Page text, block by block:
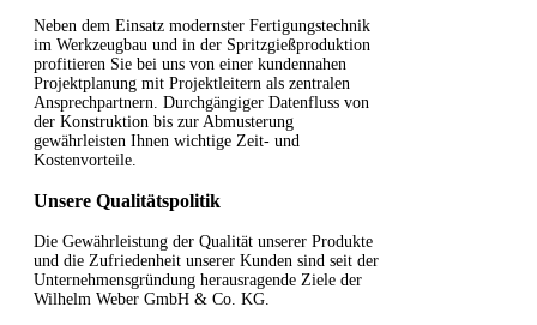
Neben dem Einsatz modernster Fertigungstechnik
im Werkzeugbau und in der Spritzgießproduktion
profitieren Sie bei uns von einer kundennahen
Projektplanung mit Projektleitern als zentralen
Ansprechpartnern. Durchgängiger Datenfluss von
der Konstruktion bis zur Abmusterung
gewährleisten Ihnen wichtige Zeit- und
Kostenvorteile.
Unsere Qualitätspolitik
Die Gewährleistung der Qualität unserer Produkte
und die Zufriedenheit unserer Kunden sind seit der
Unternehmensgründung herausragende Ziele der
Wilhelm Weber GmbH & Co. KG.